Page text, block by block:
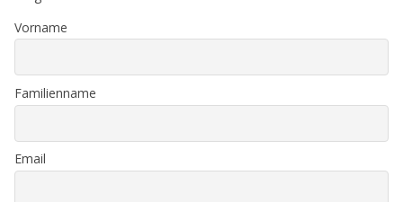
Vorname
Familienname
Email